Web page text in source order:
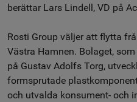
berättar Lars Lindell, VD på
Rosti Group väljer att flytta
Västra Hamnen. Bolaget,
på Gustav Adolfs Torg,
formsprutade
och utvalda konsument- och